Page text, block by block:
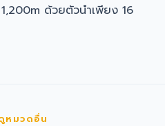
ด้วยตัวนำเพียง 16
หมวดอื่น